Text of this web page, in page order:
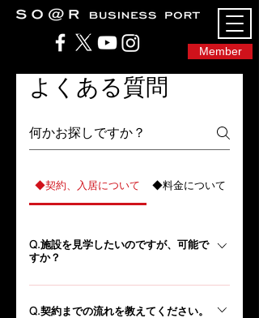
Member
SO@Rビジネスポート｜広島市のシェアオフィ
ス・コワーキングスペース
よくある質問
◆契約、入居について ◆料金について
Q.施設を見学したいのですが、可能で
すか？
A.もちろん可能です。施設の見学は平日の
9：00〜18：00で受け付けております。 見
Q.契約までの流れを教えてください。